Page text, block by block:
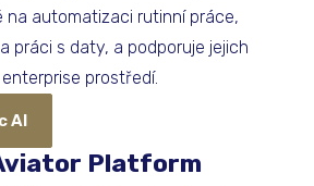
na automatizaci rutinní práce,
práci s daty, a podporuje jejich
prostředí.
AI
Platform